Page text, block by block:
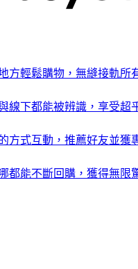
方輕鬆購物，無縫接軌所
線下都能被辨識，享受超
方式互動，推薦好友並獲
都能不斷回購，獲得無限